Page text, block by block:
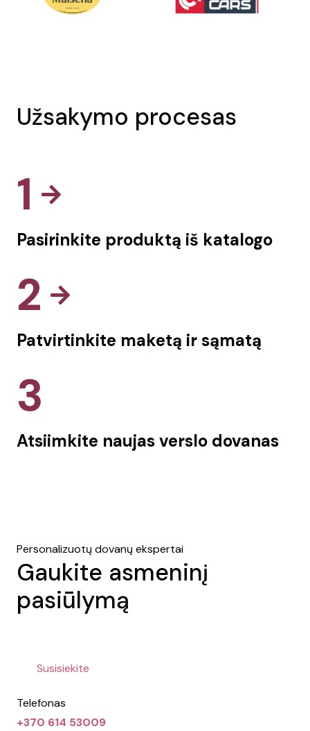
Užsakymo procesas
1
Pasirinkite produktą iš katalogo
2
Patvirtinkite maketą ir sąmatą
3
Atsiimkite naujas verslo dovanas
Personalizuotų dovanų ekspertai
Gaukite asmeninį
pasiūlymą
Susisiekite
Telefonas
+370 614 53009